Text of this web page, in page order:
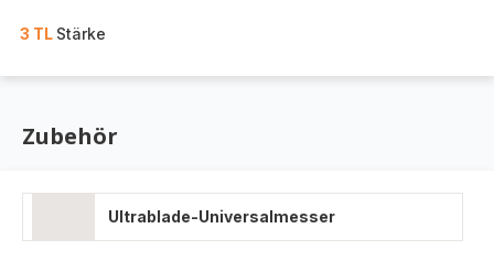
3 TL Stärke
Zubehör
Ultrablade-Universalmesser